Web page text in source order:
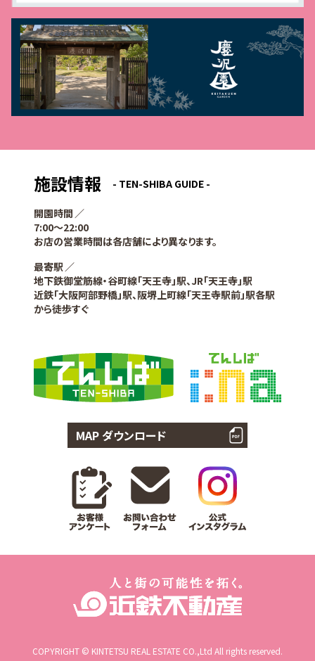
施設情報 - TEN-SHIBA GUIDE -
開園時間
7:00〜22:00
お店の営業時間は各店舗により異なります。
最寄駅
地下鉄御堂筋線・谷町線「天王寺」駅、JR「天王寺」駅
近鉄「大阪阿部野橋」駅、阪堺上町線「天王寺駅前」駅各駅
から徒歩すぐ
MAP ダウンロード
COPYRIGHT © KINTETSU REAL ESTATE CO.,Ltd All rights reserved.